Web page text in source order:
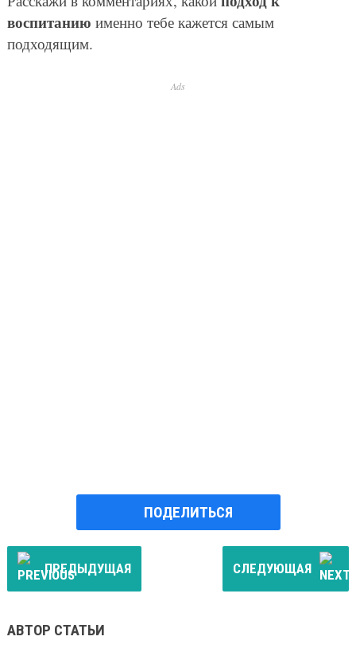
воспитанию именно тебе кажется самым
подходящим.
Ads
ПОДЕЛИТЬСЯ
ПРЕДЫДУЩАЯ СЛЕДУЮЩАЯ
АВТОР СТАТЬИ